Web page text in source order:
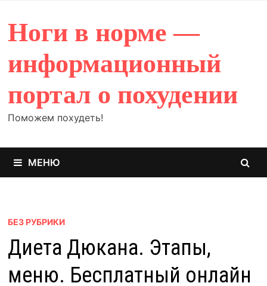
содержимому
Ноги в норме —
информационный
портал о похудении
Поможем похудеть!
МЕНЮ
БЕЗ РУБРИКИ
Диета Дюкана. Этапы,
меню. Бесплатный онлайн